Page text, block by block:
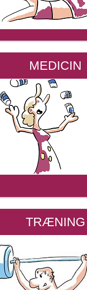
MEDICIN
TRÆNING